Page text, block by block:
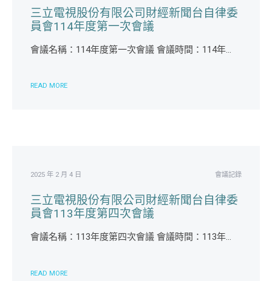
三立電視股份有限公司財經新聞台自律委
員會114年度第一次會議
會議名稱：114年度第一次會議 會議時間：114年...
READ MORE
2025 年 2 月 4 日 會議記錄
三立電視股份有限公司財經新聞台自律委
員會113年度第四次會議
會議名稱：113年度第四次會議 會議時間：113年...
READ MORE